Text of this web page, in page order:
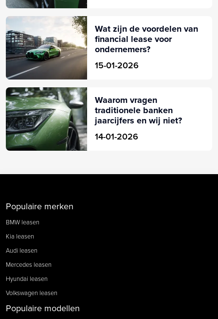
Wat zijn de voordelen van
financial lease voor
ondernemers?
15-01-2026
Waarom vragen
traditionele banken
jaarcijfers en wij niet?
14-01-2026
Populaire merken
BMW leasen
Kia leasen
Audi leasen
Mercedes leasen
Hyundai leasen
Volkswagen leasen
Populaire modellen